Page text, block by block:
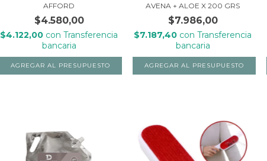
AFFORD
$4.580,00
$4.122,00 con Transferencia
bancaria
AVENA + ALOE X 200 GRS
$7.986,00
$7.187,40 con Transferencia
bancaria